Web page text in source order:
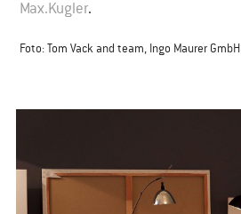
Max.Kugler.
​Foto: Tom Vack and team, Ingo Maurer GmbH